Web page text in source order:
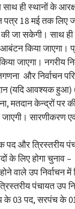
साथ ही स्थानों के
18 मई तक लिए
जा सकेगी। साथ ही
किया
किया जाएगा।
और निर्वाचन
(यदि आवश्यक
मतदान केन्द्रों
सारणीकरण
पद और
के लिए होगा चुनाव –
वाले उप निर्वाचन
पंचायत उप
03 पद, सरपंच के 01